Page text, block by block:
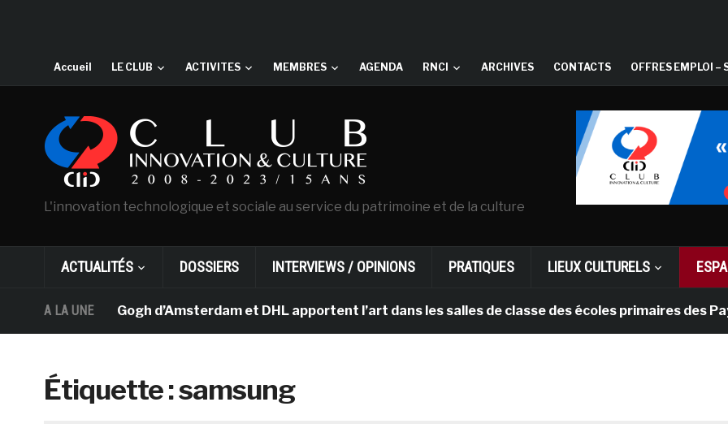
Accueil LE CLUB ACTIVITES MEMBRES AGENDA RNCI ARCHIVES CONTACTS OFFRES EMPLOI –
L'innovation technologique et sociale au service du patrimoine et de la culture
ACTUALITÉS DOSSIERS INTERVIEWS / OPINIONS PRATIQUES LIEUX CULTURELS
A LA UNE
Van Gogh d’Amsterdam et DHL apportent l’art dans les salles de classe des écoles primaires des Pays-bas
Étiquette :samsung